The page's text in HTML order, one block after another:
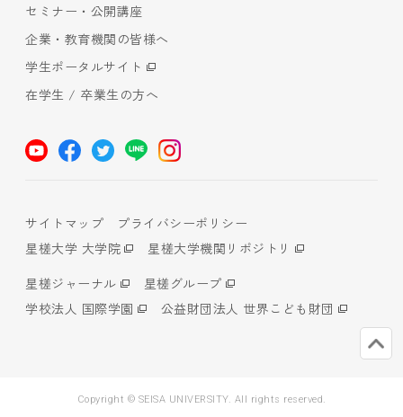
セミナー・公開講座
企業・教育機関の皆様へ
学生ポータルサイト
在学生 / 卒業生の方へ
サイトマップ
プライバシーポリシー
星槎大学 大学院
星槎大学機関リポジトリ
星槎ジャーナル
星槎グループ
学校法人 国際学園
公益財団法人 世界こども財団
Copyright © SEISA UNIVERSITY. All rights reserved.